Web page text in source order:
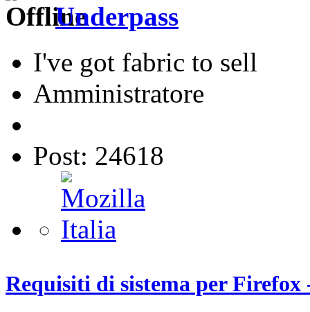
Underpass
I've got fabric to sell
Amministratore
Post: 24618
Requisiti di sistema per